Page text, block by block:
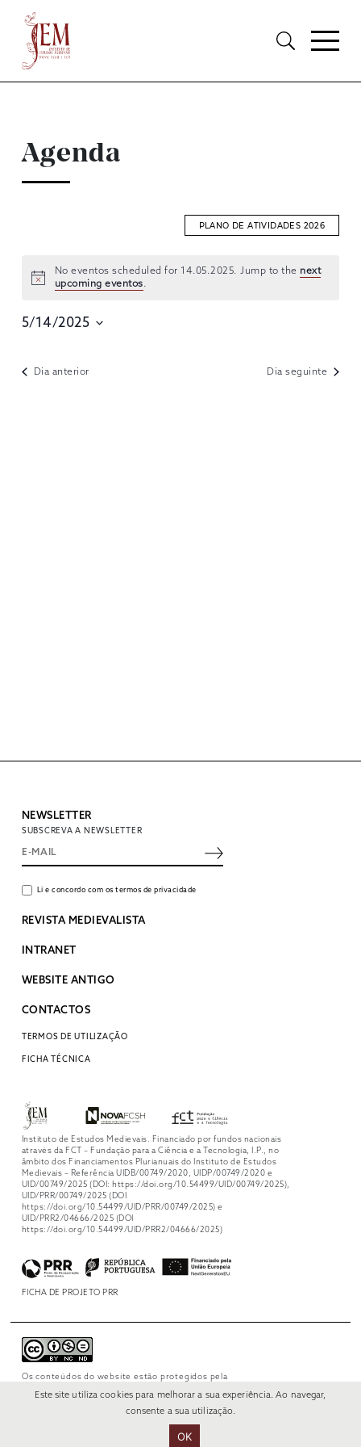
Agenda
PLANO DE ATIVIDADES 2026
No eventos scheduled for 14.05.2025. Jump to the next
upcoming eventos.
EVENTOS
SEARCH
VIEWS
5/14/2025
Dia anterior Dia seguinte
NEWSLETTER
SUBSCREVA A NEWSLETTER
Li e concordo com os termos de privacidade
REVISTA MEDIEVALISTA
INTRANET
WEBSITE ANTIGO
CONTACTOS
TERMOS DE UTILIZAÇÃO
FICHA TÉCNICA
Instituto de Estudos Medievais. Financiado por fundos nacionais
através da FCT – Fundação para a Ciência e a Tecnologia, I.P., no
âmbito dos Financiamentos Plurianuais do Instituto de Estudos
Medievais – Referência UIDB/00749/2020, UIDP/00749/2020 e
UID/00749/2025 (DOI: https://doi.org/10.54499/UID/00749/2025),
UID/PRR/00749/2025 (DOI
https://doi.org/10.54499/UID/PRR/00749/2025) e
UID/PRR2/04666/2025 (DOI
https://doi.org/10.54499/UID/PRR2/04666/2025)
FICHA DE PROJETO PRR
Os conteúdos do website estão protegidos pela
NonCommercial-NoDerivs 4.0 International.
Este site utiliza cookies para melhorar a sua experiência. Ao navegar,
consente a sua utilização.
OK